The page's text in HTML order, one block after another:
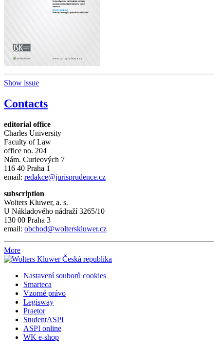
Show issue
Contacts
editorial office
Charles University
Faculty of Law
office no. 204
Nám. Curieových 7
116 40 Praha 1
email: redakce@jurisprudence.cz
subscription
Wolters Kluwer, a. s.
U Nákladového nádraží 3265/10
130 00 Praha 3
email: obchod@wolterskluwer.cz
More
Nastavení souborů cookies
Smarteca
Vzorné právo
Legisway
Praetor
StudentASPI
ASPI online
WK e-shop